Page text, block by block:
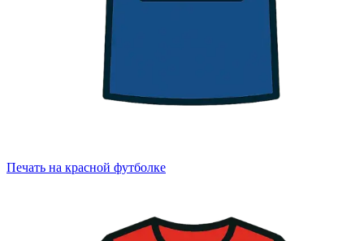
Печать на красной футболке